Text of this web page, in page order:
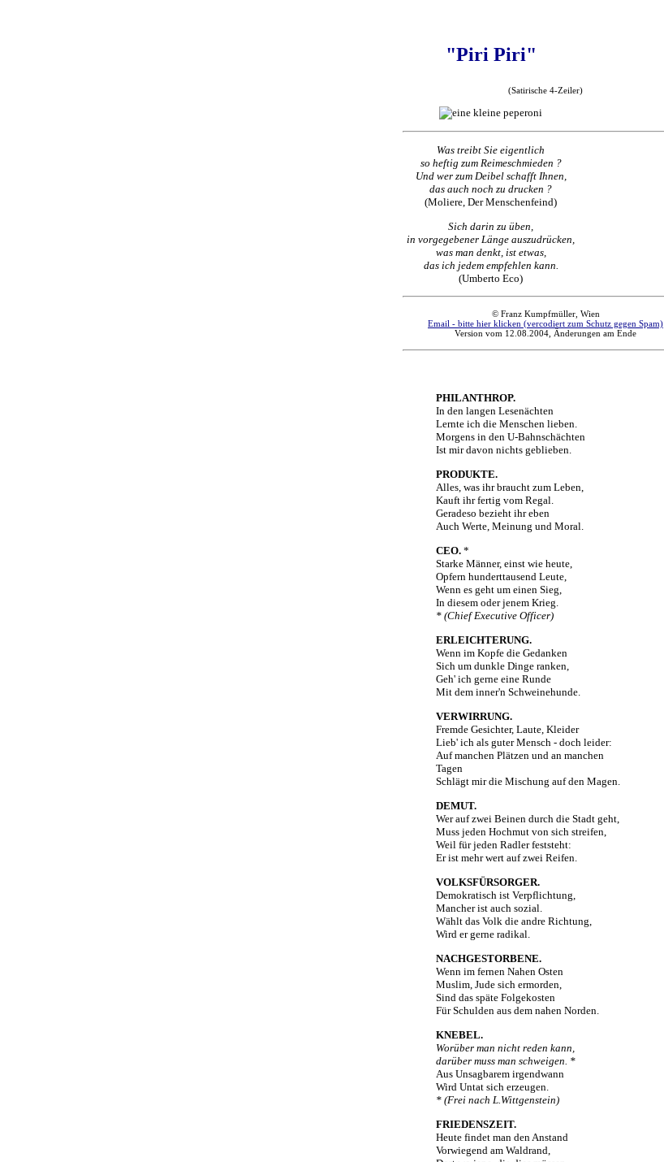
"Piri Piri"
(Satirische 4-Zeiler)
Was treibt Sie eigentlich
so heftig zum Reimeschmieden ?
Und wer zum Deibel schafft Ihnen,
das auch noch zu drucken ?
(Moliere, Der Menschenfeind)
Sich darin zu üben,
in vorgegebener Länge auszudrücken,
was man denkt, ist etwas,
das ich jedem empfehlen kann.
(Umberto Eco)
© Franz Kumpfmüller, Wien
Email - bitte hier klicken (vercodiert zum Schutz gegen Spam)
Version vom 12.08.2004, Änderungen am Ende
PHILANTHROP.
In den langen Lesenächten
Lernte ich die Menschen lieben.
Morgens in den U-Bahnschächten
Ist mir davon nichts geblieben.
PRODUKTE.
Alles, was ihr braucht zum Leben,
Kauft ihr fertig vom Regal.
Geradeso bezieht ihr eben
Auch Werte, Meinung und Moral.
CEO.*
Starke Männer, einst wie heute,
Opfern hunderttausend Leute,
Wenn es geht um einen Sieg,
In diesem oder jenem Krieg.
* (Chief Executive Officer)
ERLEICHTERUNG.
Wenn im Kopfe die Gedanken
Sich um dunkle Dinge ranken,
Geh' ich gerne eine Runde
Mit dem inner'n Schweinehunde.
VERWIRRUNG.
Fremde Gesichter, Laute, Kleider
Lieb' ich als guter Mensch - doch leider:
Auf manchen Plätzen und an manchen
Tagen
Schlägt mir die Mischung auf den Magen.
DEMUT.
Wer auf zwei Beinen durch die Stadt geht,
Muss jeden Hochmut von sich streifen,
Weil für jeden Radler feststeht:
Er ist mehr wert auf zwei Reifen.
VOLKSFÜRSORGER.
Demokratisch ist Verpflichtung,
Mancher ist auch sozial.
Wählt das Volk die andre Richtung,
Wird er gerne radikal.
NACHGESTORBENE.
Wenn im fernen Nahen Osten
Muslim, Jude sich ermorden,
Sind das späte Folgekosten
Für Schulden aus dem nahen Norden.
KNEBEL.
Worüber man nicht reden kann,
darüber muss man schweigen. *
Aus Unsagbarem irgendwann
Wird Untat sich erzeugen.
* (Frei nach L.Wittgenstein)
FRIEDENSZEIT.
Heute findet man den Anstand
Vorwiegend am Waldrand,